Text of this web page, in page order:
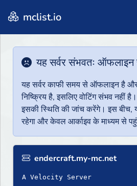
mclist.io
यह सर्वर संभवतः ऑफलाइन
यह सर्वर काफी समय से ऑफलाइन है
निष्क्रिय है, इसलिए वोटिंग संभव नहीं
इसकी स्थिति की जांच करेंगे। इस बीच,
रहेगा और केवल आर्काइव के माध्यम से
endercraft.my-mc.net
A Velocity Server